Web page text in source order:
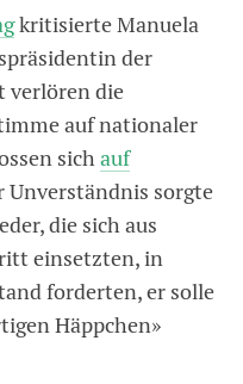
kritisierte Manuela
der
verlören die
auf nationaler
sichauf
sorgte
die sich aus
einsetzten, in
forderten, er solle
Häppchen»